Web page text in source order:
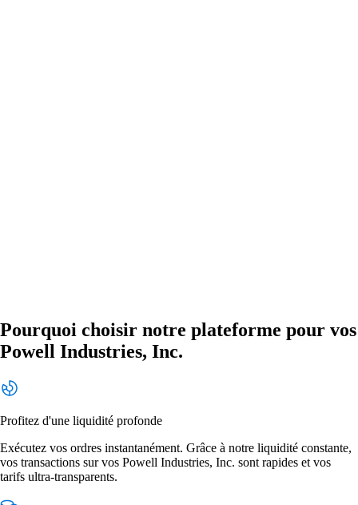
Pourquoi choisir notre plateforme pour vos
Powell Industries, Inc.
Profitez d'une liquidité profonde
Exécutez vos ordres instantanément. Grâce à notre liquidité constante,
vos transactions sur vos Powell Industries, Inc. sont rapides et vos
tarifs ultra-transparents.